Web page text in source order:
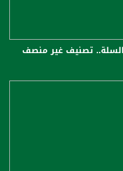
السلة.. تصنيف غير منصف